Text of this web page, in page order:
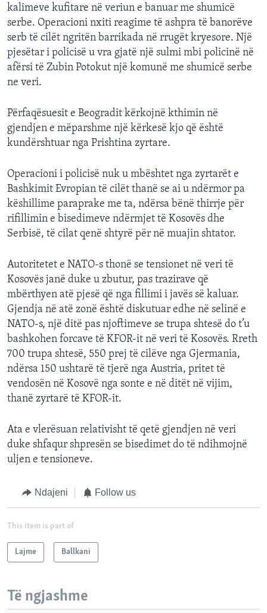
kalimeve kufitare në veriun e banuar me shumicë
serbe. Operacioni nxiti reagime të ashpra të banorëve
serb të cilët ngritën barrikada në rrugët kryesore. Një
pjesëtar i policisë u vra gjatë një sulmi mbi policinë në
afërsi të Zubin Potokut një komunë me shumicë serbe
ne veri.
Përfaqësuesit e Beogradit kërkojnë kthimin në
gjendjen e mëparshme një kërkesë kjo që është
kundërshtuar nga Prishtina zyrtare.
Operacioni i policisë nuk u mbështet nga zyrtarët e
Bashkimit Evropian të cilët thanë se ai u ndërmor pa
këshillime paraprake me ta, ndërsa bënë thirrje për
rifillimin e bisedimeve ndërmjet të Kosovës dhe
Serbisë, të cilat qenë shtyrë për në muajin shtator.
Autoritetet e NATO-s thonë se tensionet në veri të
Kosovës janë duke u zbutur, pas trazirave që
mbërthyen atë pjesë që nga fillimi i javës së kaluar.
Gjendja në atë zonë është diskutuar edhe në selinë e
NATO-s, një ditë pas njoftimeve se trupa shtesë do t’u
bashkohen forcave të KFOR-it në veri të Kosovës. Rreth
700 trupa shtesë, 550 prej të cilëve nga Gjermania,
ndërsa 150 ushtarë të tjerë nga Austria, pritet të
vendosën në Kosovë nga sonte e në ditët në vijim,
thanë zyrtarë të KFOR-it.
Ata e vlerësuan relativisht të qetë gjendjen në veri
duke shfaqur shpresën se bisedimet do të ndihmojnë
uljen e tensioneve.
Ndajeni Follow us
This item is part of
Lajme Ballkani
Të ngjashme